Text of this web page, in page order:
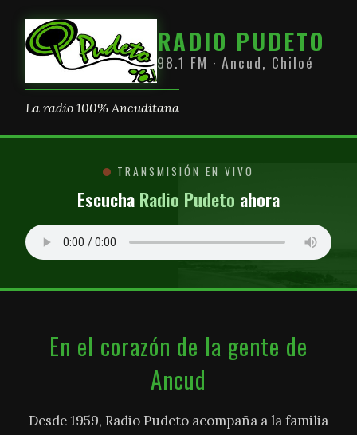
RADIO PUDETO
98.1 FM · Ancud, Chiloé
La radio 100% Ancuditana
TRANSMISIÓN EN VIVO
Escucha Radio Pudeto ahora
En el corazón de la gente de
Ancud
Desde 1959, Radio Pudeto acompaña a la familia